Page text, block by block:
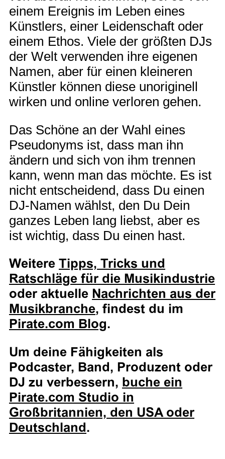
einem Ereignis im Leben eines
Künstlers, einer Leidenschaft oder
einem Ethos. Viele der größten DJs
der Welt verwenden ihre eigenen
Namen, aber für einen kleineren
Künstler können diese unoriginell
wirken und online verloren gehen.
Das Schöne an der Wahl eines
Pseudonyms ist, dass man ihn
ändern und sich von ihm trennen
kann, wenn man das möchte. Es ist
nicht entscheidend, dass Du einen
DJ-Namen wählst, den Du Dein
ganzes Leben lang liebst, aber es
ist wichtig, dass Du einen hast.
Weitere Tipps, Tricks und
Ratschläge für die Musikindustrie
oder aktuelle Nachrichten aus der
Musikbranche, findest du im
Pirate.com Blog.
Um deine Fähigkeiten als
Podcaster, Band, Produzent oder
DJ zu verbessern, buche ein
Pirate.com Studio in
Großbritannien, den USA oder
Deutschland.